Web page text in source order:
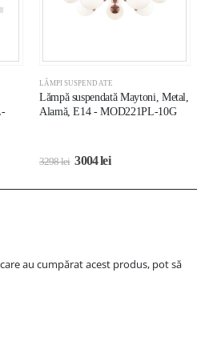
LĂMPI SUSPENDATE
Lămpă suspendată Maytoni, Metal,
Alamă, E14 - MOD221PL-10G
3298lei 3004lei
au cumpărat acest produs, pot să